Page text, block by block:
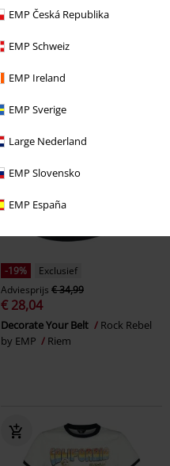
EMP Česká Republika
EMP Schweiz
EMP Ireland
EMP Sverige
Large Nederland
EMP Slovensko
EMP España
Eastwood Jeans
Jeans
-19%
Exclusief
Adviesprijs € 34,99
€ 28,04
Decorate Your Belt
Rock Rebel
by EMP
Riem